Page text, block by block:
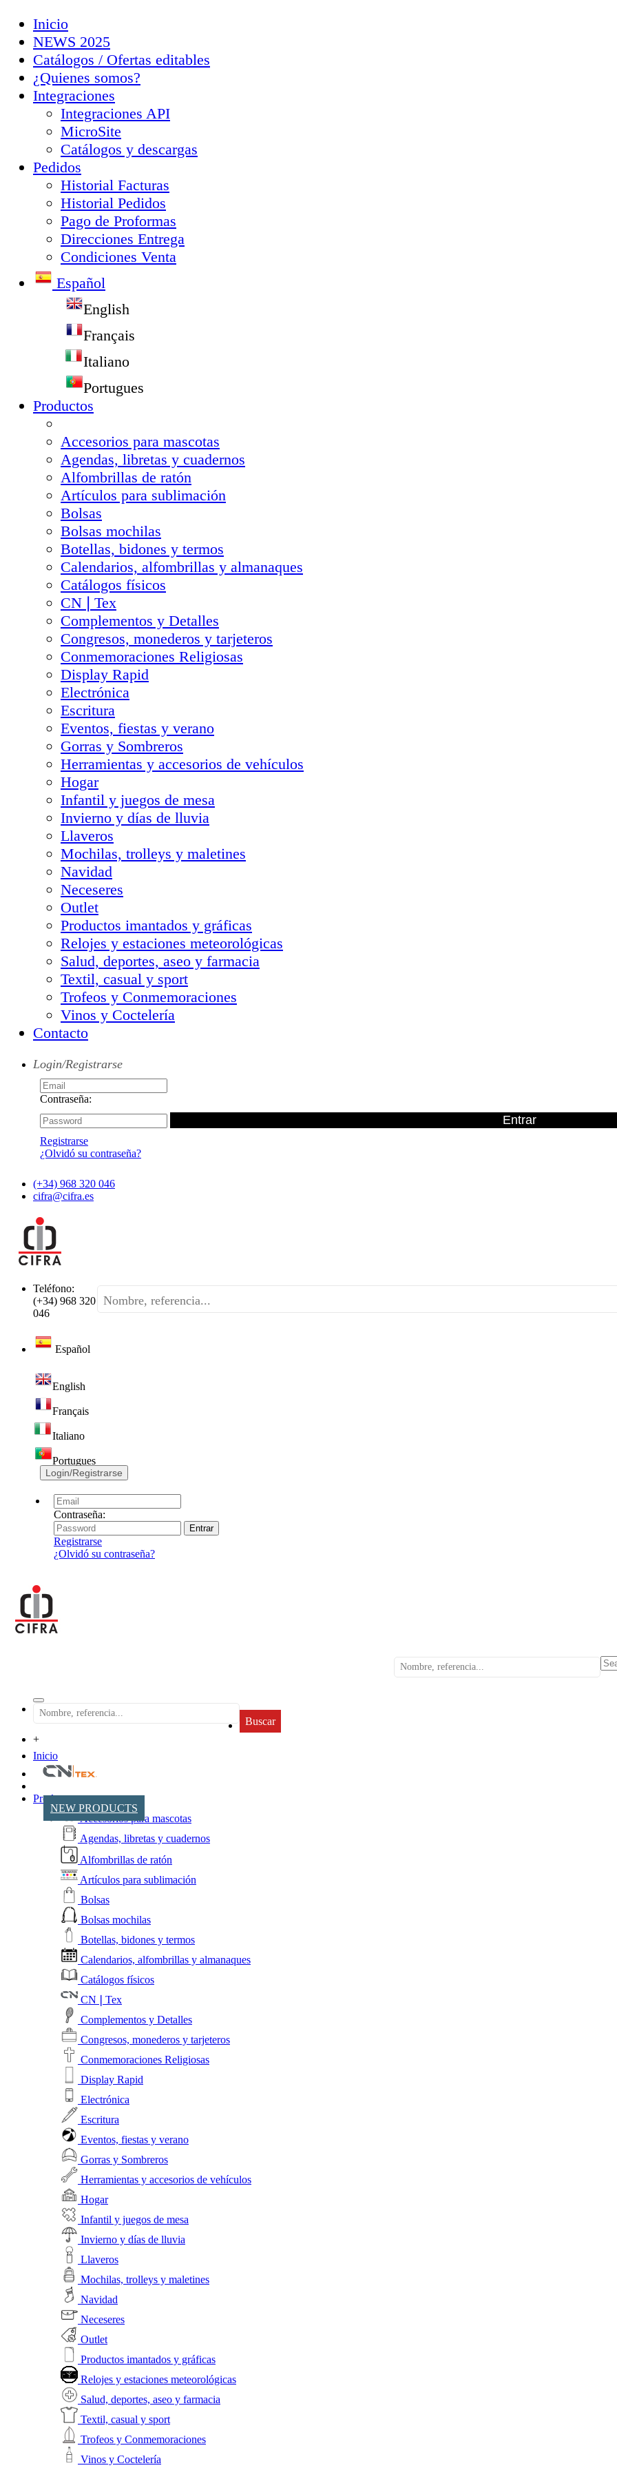
Inicio
NEWS 2025
Catálogos / Ofertas editables
¿Quienes somos?
Integraciones
Integraciones API
MicroSite
Catálogos y descargas
Pedidos
Historial Facturas
Historial Pedidos
Pago de Proformas
Direcciones Entrega
Condiciones Venta
Español
English
Français
Italiano
Portugues
Productos
Accesorios para mascotas
Agendas, libretas y cuadernos
Alfombrillas de ratón
Artículos para sublimación
Bolsas
Bolsas mochilas
Botellas, bidones y termos
Calendarios, alfombrillas y almanaques
Catálogos físicos
CN❘Tex
Complementos y Detalles
Congresos, monederos y tarjeteros
Conmemoraciones Religiosas
Display Rapid
Electrónica
Escritura
Eventos, fiestas y verano
Gorras y Sombreros
Herramientas y accesorios de vehículos
Hogar
Infantil y juegos de mesa
Invierno y días de lluvia
Llaveros
Mochilas, trolleys y maletines
Navidad
Neceseres
Outlet
Productos imantados y gráficas
Relojes y estaciones meteorológicas
Salud, deportes, aseo y farmacia
Textil, casual y sport
Trofeos y Conmemoraciones
Vinos y Coctelería
Contacto
Login/Registrarse
Contraseña:
Registrarse
¿Olvidó su contraseña?
(+34) 968 320 046
cifra@cifra.es
Teléfono:
(+34) 968 320
046
Español
English
Français
Italiano
Portugues
Login/Registrarse
Contraseña:
Registrarse
¿Olvidó su contraseña?
Buscar
+
Inicio
NEW PRODUCTS
Productos
Accesorios para mascotas
Agendas, libretas y cuadernos
Alfombrillas de ratón
Artículos para sublimación
Bolsas
Bolsas mochilas
Botellas, bidones y termos
Calendarios, alfombrillas y almanaques
Catálogos físicos
CN❘Tex
Complementos y Detalles
Congresos, monederos y tarjeteros
Conmemoraciones Religiosas
Display Rapid
Electrónica
Escritura
Eventos, fiestas y verano
Gorras y Sombreros
Herramientas y accesorios de vehículos
Hogar
Infantil y juegos de mesa
Invierno y días de lluvia
Llaveros
Mochilas, trolleys y maletines
Navidad
Neceseres
Outlet
Productos imantados y gráficas
Relojes y estaciones meteorológicas
Salud, deportes, aseo y farmacia
Textil, casual y sport
Trofeos y Conmemoraciones
Vinos y Coctelería